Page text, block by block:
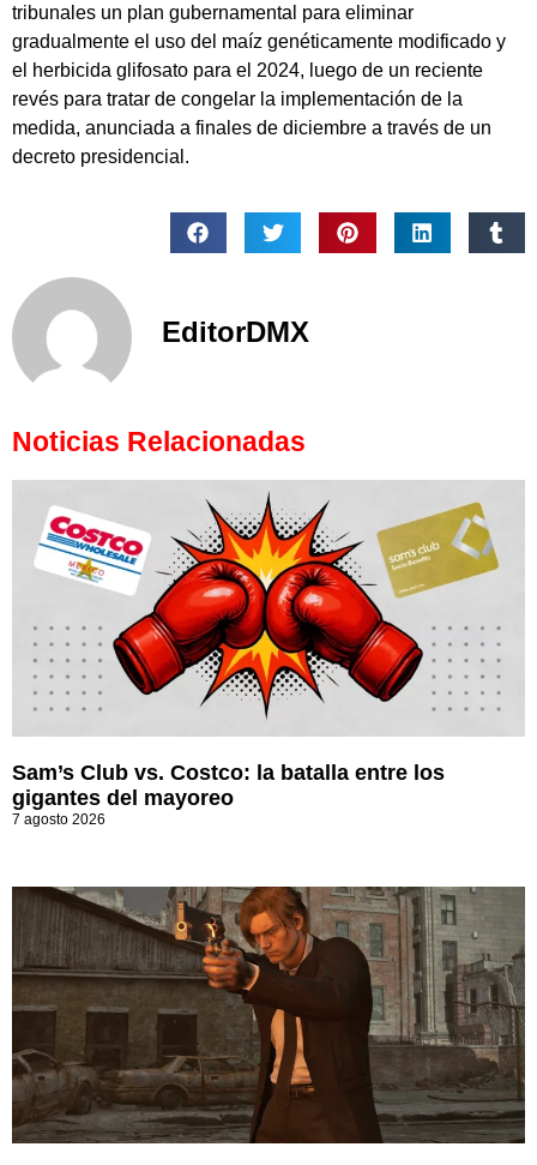
tribunales un plan gubernamental para eliminar
gradualmente el uso del maíz genéticamente modificado y
el herbicida glifosato para el 2024, luego de un reciente
revés para tratar de congelar la implementación de la
medida, anunciada a finales de diciembre a través de un
decreto presidencial.
EditorDMX
Noticias Relacionadas
Sam’s Club vs. Costco: la batalla entre los
gigantes del mayoreo
7 agosto 2026